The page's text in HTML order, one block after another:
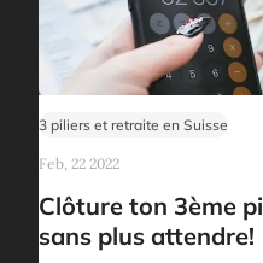
3 piliers et retraite en Suisse
Feb, 22 2022
Clôture ton 3ème
sans plus attendre!